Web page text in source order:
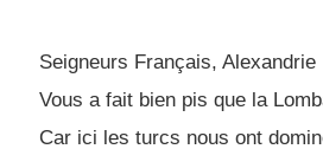
Seigneurs Français, Alexandrie
Vous a fait bien pis que la
Car ici les turcs nous ont